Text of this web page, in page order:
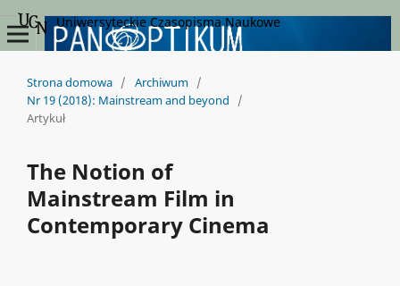
Uniwersyteckie Czasopisma Naukowe
Strona domowa / Archiwum /
Nr 19 (2018): Mainstream and beyond
/
Artykuł
The Notion of
Mainstream Film in
Contemporary Cinema